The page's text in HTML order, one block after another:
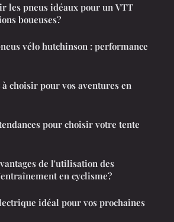
les pneus idéaux pour un VTT
boueuses?
vélo hutchinson : performance
choisir pour vos aventures en
pour choisir votre tente
de l'utilisation des
en cyclisme?
idéal pour vos prochaines